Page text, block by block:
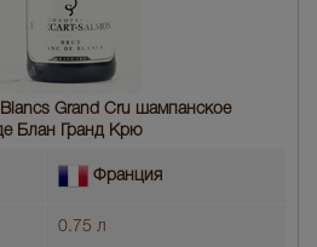
Grand Cru шампанское
Блан Гранд Крю
Франция
0.75 л